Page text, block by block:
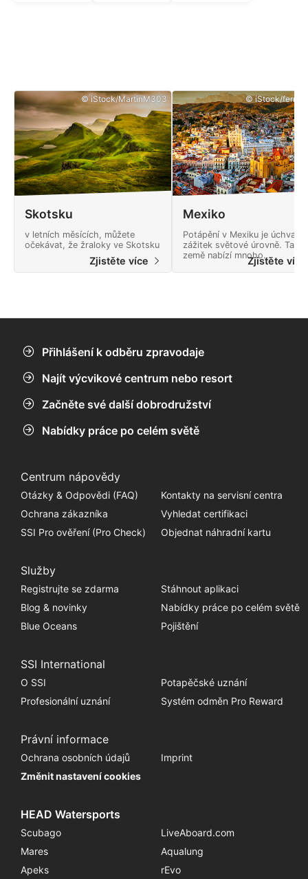
© iStock/MartinM303
Skotsku
v letních měsících, můžete
očekávat, že žraloky ve Skotsku
Zjistěte více
© iStock/
Mexiko
Potápění v Mexiku je úchvatný
zážitek světové úrovně. Tato
země nabízí mnoho
dobrodružství a krajinu plnou
přírodních divů.
Zjistěte
Přihlášení k odběru zpravodaje
Najít výcvikové centrum nebo resort
Začněte své další dobrodružství
Nabídky práce po celém světě
Centrum nápovědy
Otázky & Odpovědi (FAQ)
Kontakty na servisní centra
Ochrana zákazníka
Vyhledat certifikaci
SSI Pro ověření (Pro Check)
Objednat náhradní kartu
Služby
Registrujte se zdarma
Stáhnout aplikaci
Blog & novinky
Nabídky práce po celém světě
Blue Oceans
Pojištění
SSI International
O SSI
Potapěčské uznání
Profesionální uznání
Systém odměn Pro Reward
Právní informace
Ochrana osobních údajů
Imprint
Změnit nastavení cookies
HEAD Watersports
Scubago
LiveAboard.com
Mares
Aqualung
Apeks
rEvo